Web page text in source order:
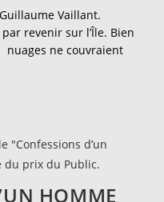
la
publication :
Vaillant.
revenir sur l’Île. Bien
nuages ne couvraient
HOMME